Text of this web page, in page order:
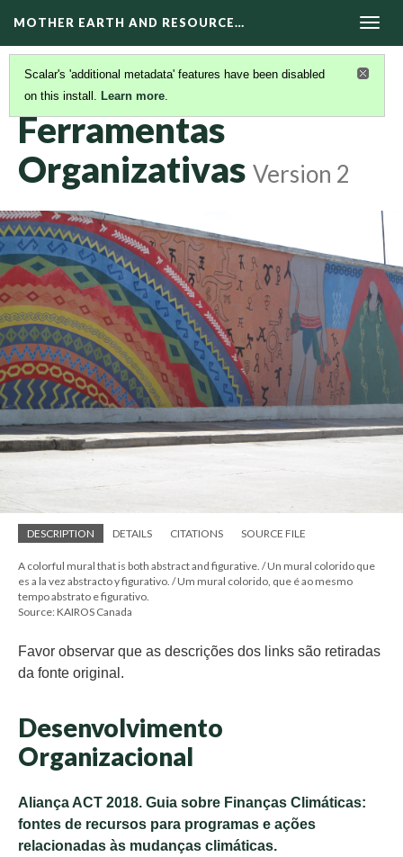
MOTHER EARTH AND RESOURCE…
Scalar's 'additional metadata' features have been disabled
on this install. Learn more.
RECURSOS EM PORTUGUÊS
Ferramentas
Organizativas Version 2
DESCRIPTION DETAILS CITATIONS SOURCE FILE
A colorful mural that is both abstract and figurative. / Un mural colorido que
es a la vez abstracto y figurativo. / Um mural colorido, que é ao mesmo
tempo abstrato e figurativo.
Source: KAIROS Canada
Favor observar que as descrições dos links são retiradas
da fonte original.
Desenvolvimento
Organizacional
Aliança ACT 2018. Guia sobre Finanças Climáticas:
fontes de recursos para programas e ações
relacionadas às mudanças climáticas.